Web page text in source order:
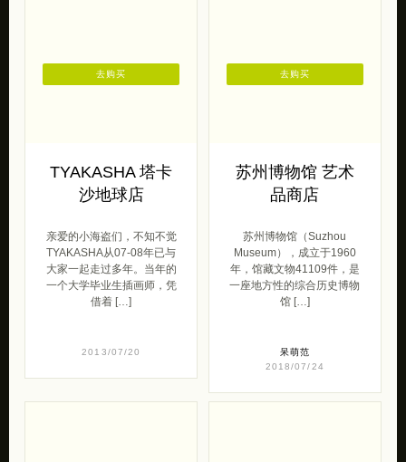
TYAKASHA 塔卡
沙地球店
亲爱的小海盗们，不知不觉
TYAKASHA从07-08年已与
大家一起走过多年。当年的
一个大学毕业生插画师，凭
借着 […]
2013/07/20
去购买
苏州博物馆 艺术
品商店
苏州博物馆（Suzhou
Museum），成立于1960
年，馆藏文物41109件，是
一座地方性的综合历史博物
馆 […]
呆萌范
2018/07/24
去购买